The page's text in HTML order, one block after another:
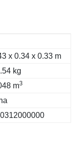
x 0.34 x 0.33 m
kg
m3